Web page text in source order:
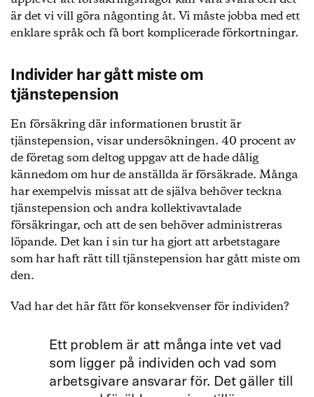
är det vi vill göra någonting åt. Vi måste jobba med ett
enklare språk och få bort komplicerade förkortningar.
Individer har gått miste om
tjänstepension
En försäkring där informationen brustit är
tjänstepension, visar undersökningen. 40 procent av
de företag som deltog uppgav att de hade dålig
kännedom om hur de anställda är försäkrade. Många
har exempelvis missat att de själva behöver teckna
tjänstepension och andra kollektivavtalade
försäkringar, och att de sen behöver administreras
löpande. Det kan i sin tur ha gjort att arbetstagare
som har haft rätt till tjänstepension har gått miste om
den.
Vad har det här fått för konsekvenser för individen?
Ett problem är att många inte vet vad
som ligger på individen och vad som
arbetsgivare ansvarar för. Det gäller till